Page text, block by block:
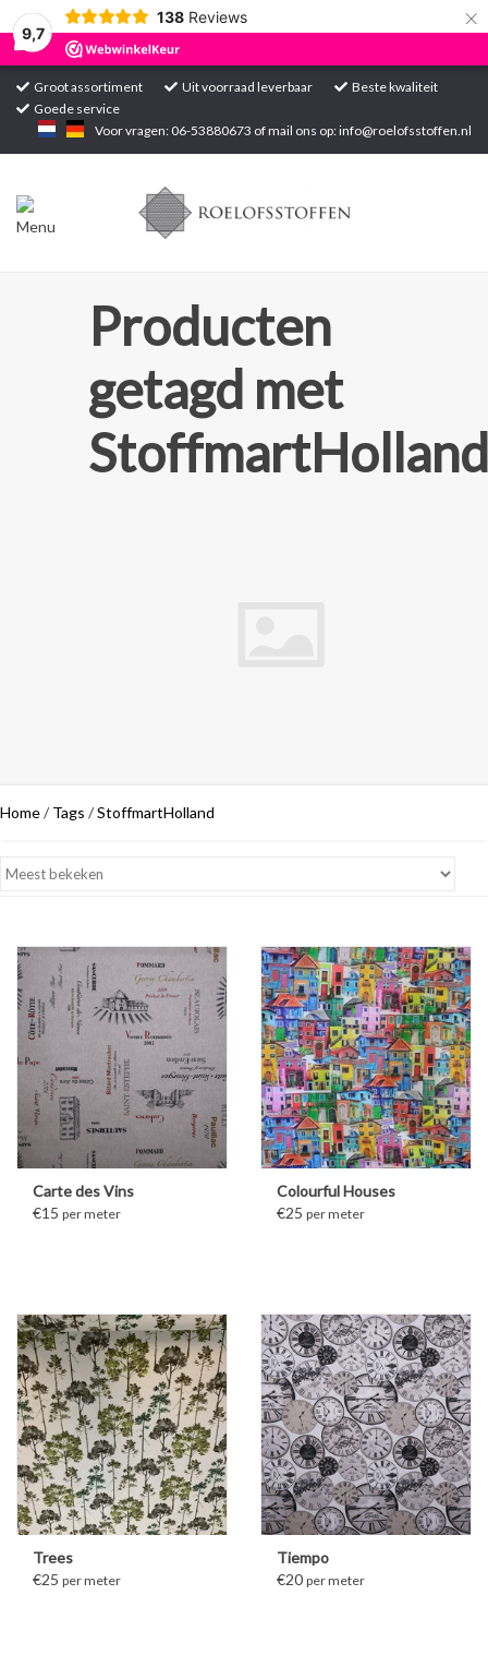
9,7
138 Reviews ×
Groot assortiment Uit voorraad leverbaar
Beste kwaliteit
Goede service
Voor vragen: 06-53880673 of mail ons op:info@roelofsstoffen.nl
Home
Producten
getagd met
StoffmartHolland
Home/ Tags /StoffmartHolland
Carte des Vins
€15 per meter
Colourful Houses
€25 per meter
Trees
€25 per meter
Tiempo
€20 per meter